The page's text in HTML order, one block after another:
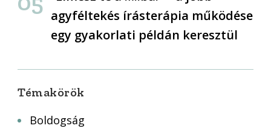
agyféltekés írásterápia működése
egy gyakorlati példán keresztül
Témakörök
Boldogság